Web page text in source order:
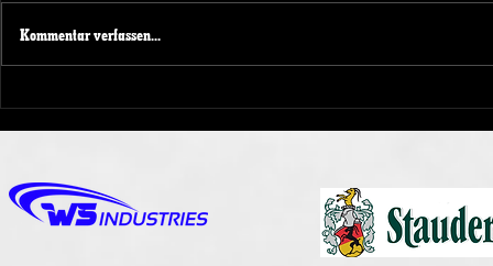
Kommentar verfassen...